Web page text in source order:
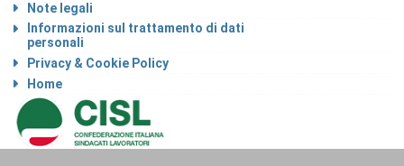
Note legali
Informazioni sul trattamento di dati
personali
Privacy & Cookie Policy
Home